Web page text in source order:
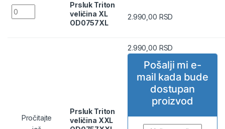
Prsluk Triton veličina XL OD0757XL quantity
Prsluk Triton
veličina XL
OD0757XL
2.990,00 RSD
Pročitajte
Prsluk Triton
veličina XXL
2.990,00 RSD
Pošalji mi e-
mail kada bude
dostupan
proizvod